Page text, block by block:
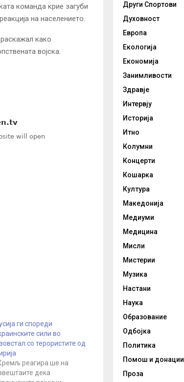
команда крие загуби
на населението.
раскажал како
војска.
ги спореди
сили во
со терористите од
реагира ше на
дека
Други Спортови
Духовност
Европа
Екологија
Економија
Занимливости
Здравје
Интервју
Историја
Итно
Колумни
Концерти
Кошарка
Култура
Македонија
Медиуми
Медицина
Мисли
Мистерии
Музика
Настани
Наука
Образование
Одбојка
Политика
Помош и донации
Проза